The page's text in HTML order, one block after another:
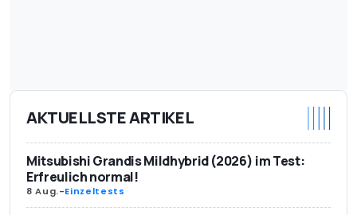
AKTUELLSTE ARTIKEL
Mitsubishi Grandis Mildhybrid (2026) im Test:
Erfreulich normal!
8 Aug.-Einzeltests